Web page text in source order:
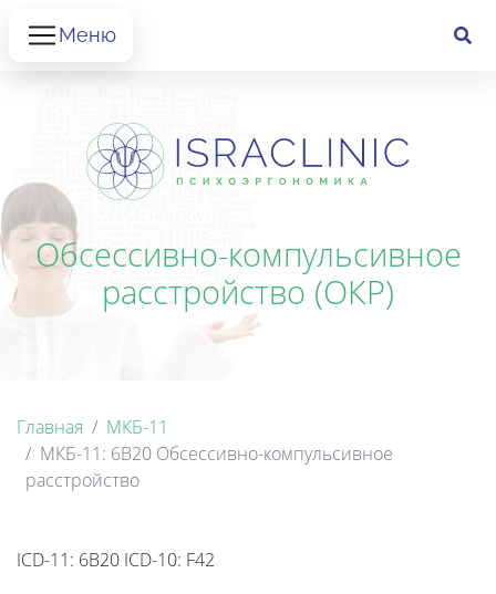
Меню
Обсессивно-компульсивное
расстройство (ОКР)
Главная
МКБ-11
МКБ-11: 6B20 Обсессивно-компульсивное
расстройство
ICD-11: 6B20 ICD-10: F42